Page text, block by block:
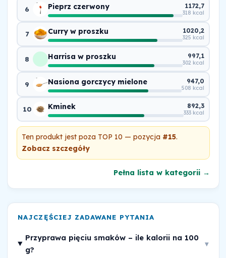
6 Pieprz czerwony 1172,7
318 kcal
7 Curry w proszku 1020,2
325 kcal
8 Harrisa w proszku 997,1
302 kcal
9 Nasiona gorczycy mielone 947,0
508 kcal
10 Kminek 892,3
333 kcal
Ten produkt jest poza TOP 10 — pozycja #15.
Zobacz szczegóły
Pełna lista w kategorii →
NAJCZĘŚCIEJ ZADAWANE PYTANIA
Przyprawa pięciu smaków – ile kalorii na 100
g?
▾